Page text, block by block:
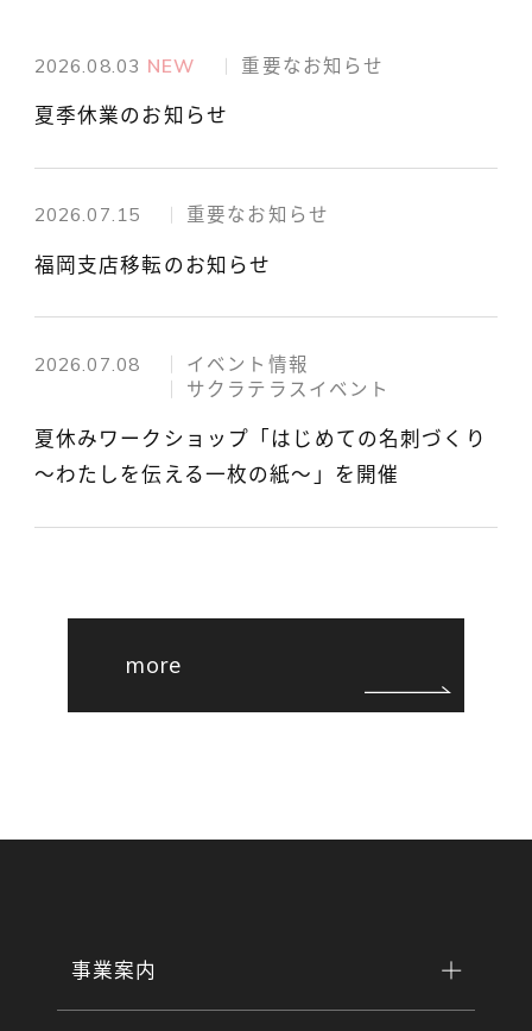
2026.08.03 NEW 重要なお知らせ
夏季休業のお知らせ
2026.07.15 重要なお知らせ
福岡支店移転のお知らせ
2026.07.08
イベント情報
サクラテラスイベント
夏休みワークショップ「はじめての名刺づくり
～わたしを伝える一枚の紙～」を開催
more
事業案内